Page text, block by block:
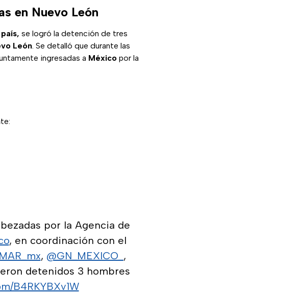
en Nuevo León
se logró la detención de tres
León. Se detalló que durante las
ingresadas a México por la
por la Agencia de
, en coordinación con el
, @GN_MEXICO_ ,
detenidos 3 hombres
B4RKYBXv1W